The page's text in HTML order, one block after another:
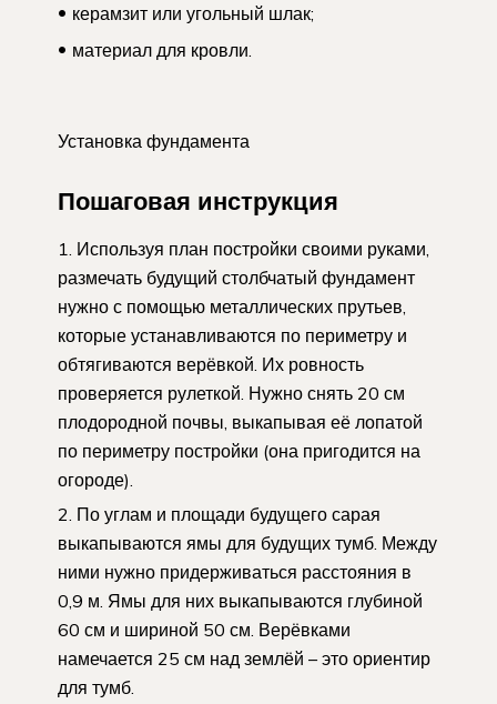
керамзит или угольный шлак;
материал для кровли.
Установка фундамента
Пошаговая инструкция
Используя план постройки своими руками,
размечать будущий столбчатый фундамент
нужно с помощью металлических прутьев,
которые устанавливаются по периметру и
обтягиваются верёвкой. Их ровность
проверяется рулеткой. Нужно снять 20 см
плодородной почвы, выкапывая её лопатой
по периметру постройки (она пригодится на
огороде).
По углам и площади будущего сарая
выкапываются ямы для будущих тумб. Между
ними нужно придерживаться расстояния в
0,9 м. Ямы для них выкапываются глубиной
60 см и шириной 50 см. Верёвками
намечается 25 см над землёй – это ориентир
для тумб.